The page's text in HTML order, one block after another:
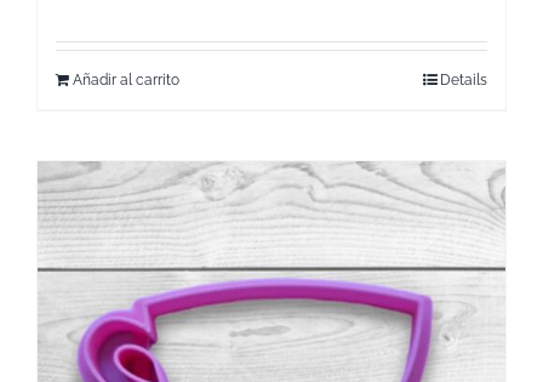
Añadir al carrito Details